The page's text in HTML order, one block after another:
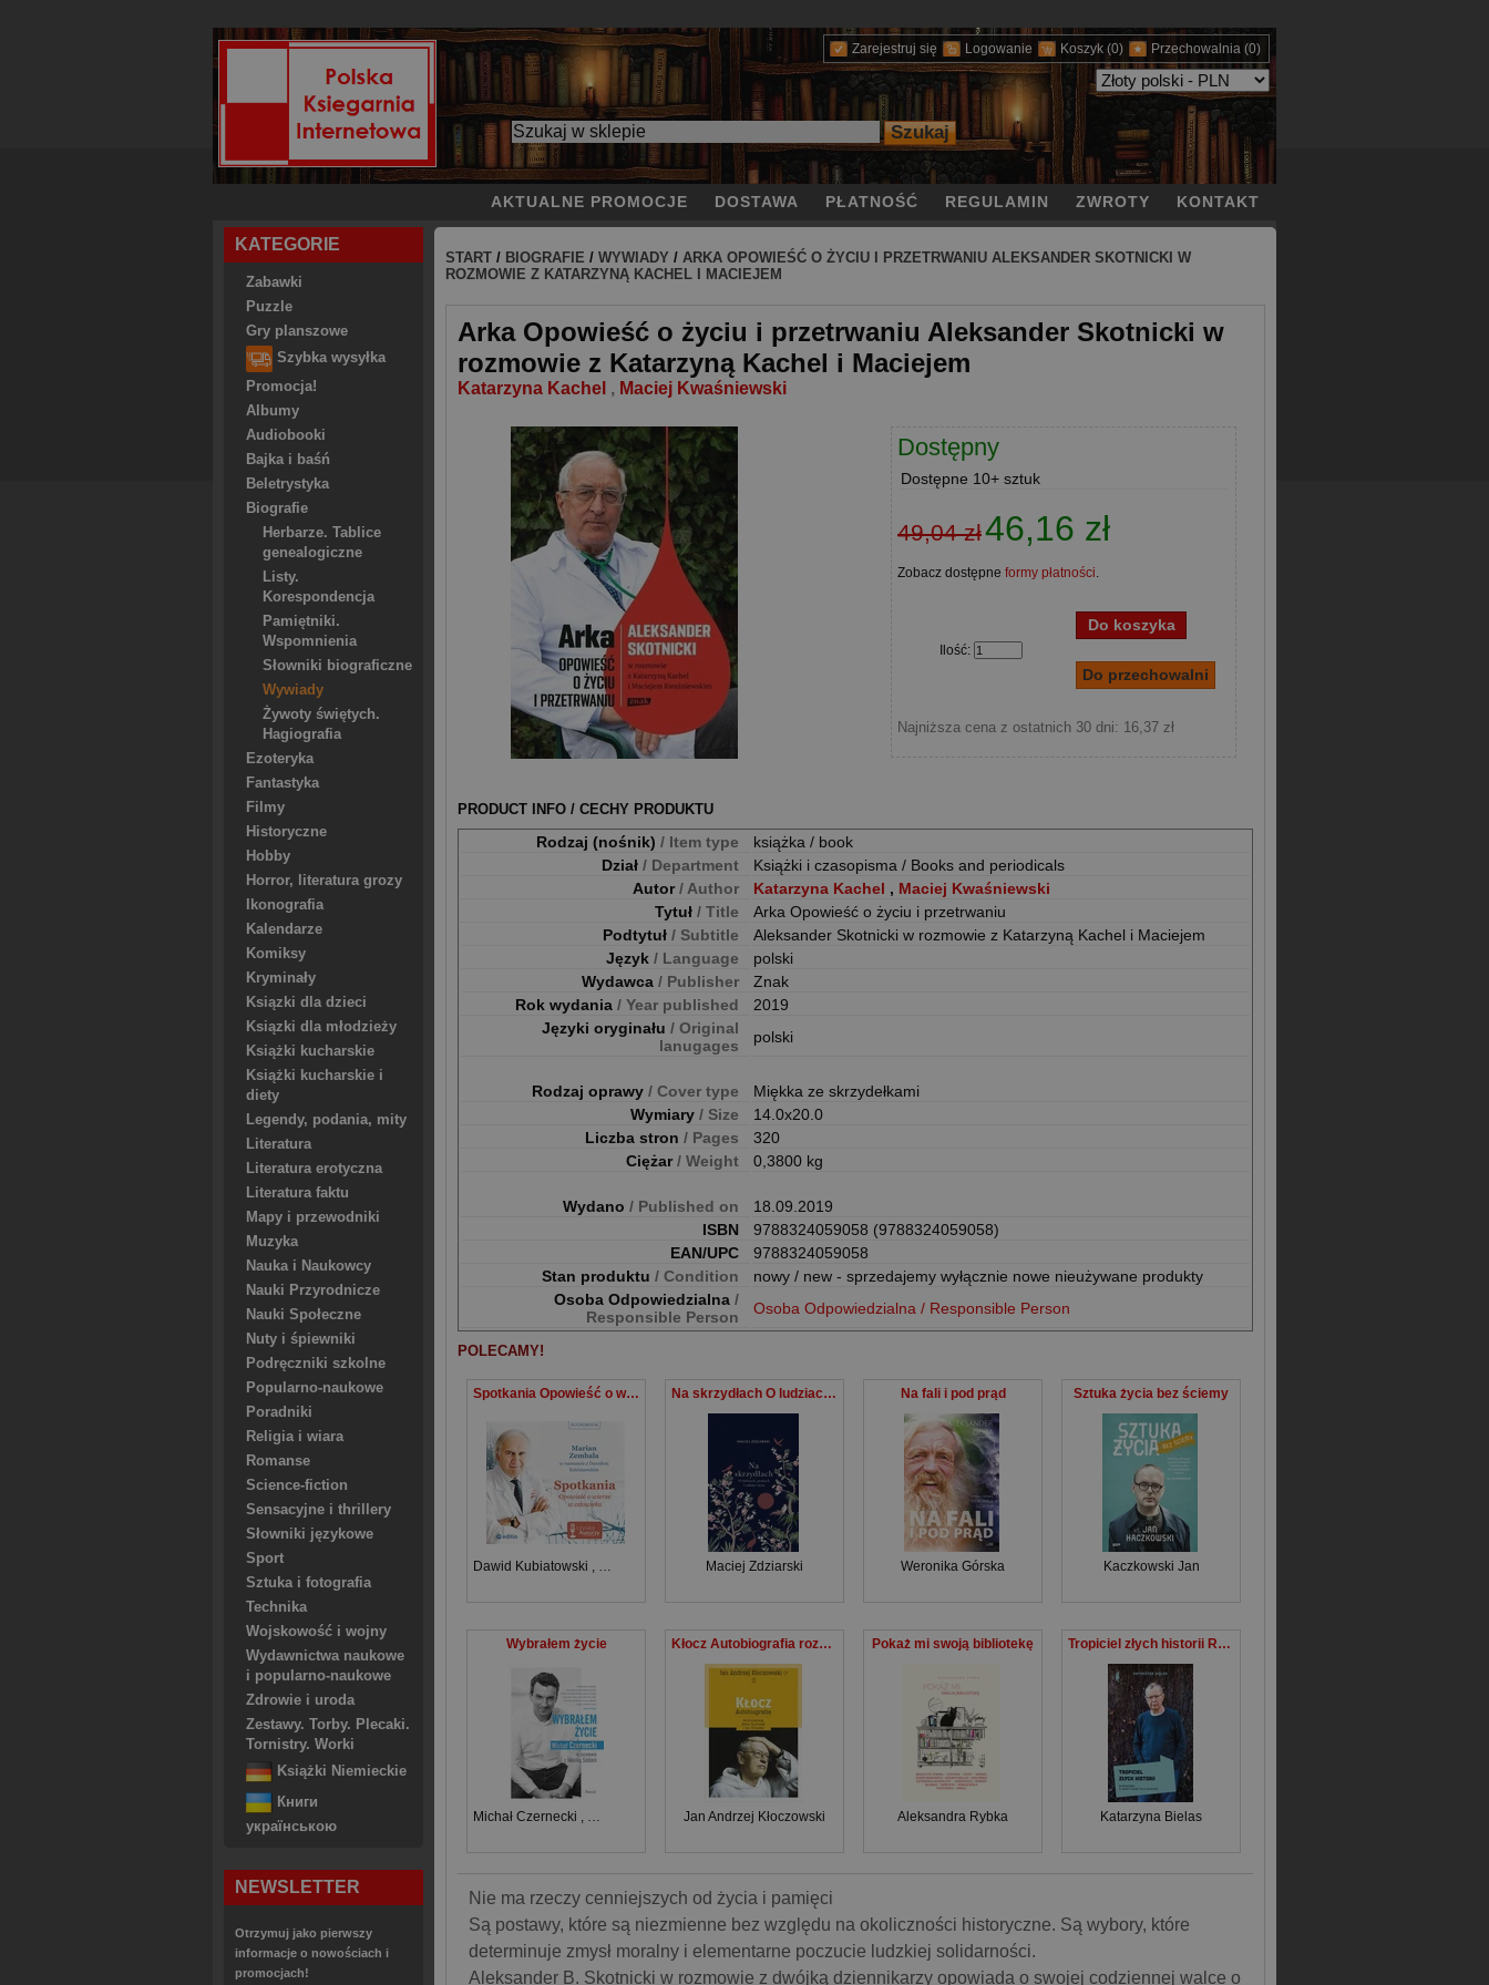
Zarejestruj się Logowanie Koszyk (0) Przechowalnia (0)
AKTUALNE PROMOCJE DOSTAWA PŁATNOŚĆ REGULAMIN ZWROTY KONTAKT
KATEGORIE
Zabawki
Puzzle
Gry planszowe
Szybka wysyłka
Promocja!
Albumy
Audiobooki
Bajka i baśń
Beletrystyka
Biografie
Herbarze. Tablice
genealogiczne
Listy.
Korespondencja
Pamiętniki.
Wspomnienia
Słowniki biograficzne
Wywiady
Żywoty świętych.
Hagiografia
Ezoteryka
Fantastyka
Filmy
Historyczne
Hobby
Horror, literatura grozy
Ikonografia
Kalendarze
Komiksy
Kryminały
Ksiązki dla dzieci
Ksiązki dla młodzieży
Książki kucharskie
Książki kucharskie i
diety
Legendy, podania, mity
Literatura
Literatura erotyczna
Literatura faktu
Mapy i przewodniki
Muzyka
Nauka i Naukowcy
Nauki Przyrodnicze
Nauki Społeczne
Nuty i śpiewniki
Podręczniki szkolne
Popularno-naukowe
Poradniki
Religia i wiara
Romanse
Science-fiction
Sensacyjne i thrillery
Słowniki językowe
Sport
Sztuka i fotografia
Technika
Wojskowość i wojny
Wydawnictwa naukowe
i popularno-naukowe
Zdrowie i uroda
Zestawy. Torby. Plecaki.
Tornistry. Worki
Książki Niemieckie
Книги
українською
NEWSLETTER
Otrzymuj jako pierwszy
informacje o nowościach i
promocjach!
START / BIOGRAFIE / WYWIADY / ARKA OPOWIEŚĆ O ŻYCIU I PRZETRWANIU ALEKSANDER SKOTNICKI W
ROZMOWIE Z KATARZYNĄ KACHEL I MACIEJEM
Arka Opowieść o życiu i przetrwaniu Aleksander Skotnicki w
rozmowie z Katarzyną Kachel i Maciejem
Katarzyna Kachel , Maciej Kwaśniewski
Dostępny
Dostępne 10+ sztuk
49,04 zł46,16 zł
Zobacz dostępne formy płatności.
Ilość:
Najniższa cena z ostatnich 30 dni: 16,37 zł
PRODUCT INFO / CECHY PRODUKTU
Rodzaj (nośnik) / Item type
książka / book
Dział / Department
Książki i czasopisma / Books and periodicals
Autor/ Author Katarzyna Kachel , Maciej Kwaśniewski
Tytuł / Title
Arka Opowieść o życiu i przetrwaniu
Podtytuł / Subtitle
Aleksander Skotnicki w rozmowie z Katarzyną Kachel i Maciejem
Język / Language
polski
Wydawca / Publisher
Znak
Rok wydania / Year published
2019
Języki oryginału / Original
lanugages
polski
Rodzaj oprawy / Cover type
Miękka ze skrzydełkami
Wymiary / Size
14.0x20.0
Liczba stron / Pages
320
Ciężar/ Weight 0,3800 kg
Wydano / Published on
18.09.2019
ISBN
9788324059058 (9788324059058)
EAN/UPC
9788324059058
Stan produktu / Condition
nowy / new - sprzedajemy wyłącznie nowe nieużywane produkty
Osoba Odpowiedzialna /
Responsible Person
Osoba Odpowiedzialna / Responsible Person
POLECAMY!
Spotkania Opowieść o wierze w człowieka
Dawid Kubiatowski , Marian Zembala
Na skrzydłach O ludziach, ptakach i radości życia
Maciej Zdziarski
Na fali i pod prąd
Weronika Górska
Sztuka życia bez ściemy
Kaczkowski Jan
Wybrałem życie
Michał Czernecki , Monika Sobień
Kłocz Autobiografia rozmawiają Artur Sporniak i Jan Strzałka
Jan Andrzej Kłoczowski
Pokaż mi swoją bibliotekę
Aleksandra Rybka
Tropiciel złych historii Rozmowa z Martinem Pollackiem
Katarzyna Bielas
Nie ma rzeczy cenniejszych od życia i pamięci
Są postawy, które są niezmienne bez względu na okoliczności historyczne. Są wybory, które
determinuje zmysł moralny i elementarne poczucie ludzkiej solidarności.
Aleksander B. Skotnicki w rozmowie z dwójką dziennikarzy opowiada o swojej codziennej walce o